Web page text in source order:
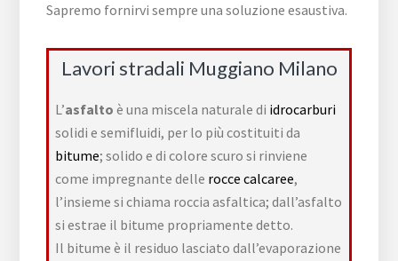
Sapremo fornirvi sempre una soluzione esaustiva.
Lavori stradali Muggiano Milano
L’asfalto è una miscela naturale di idrocarburi
solidi e semifluidi, per lo più costituiti da
bitume; solido e di colore scuro si rinviene
come impregnante delle rocce calcaree,
l’insieme si chiama roccia asfaltica; dall’asfalto
si estrae il bitume propriamente detto.
Il bitume è il residuo lasciato dall’evaporazione